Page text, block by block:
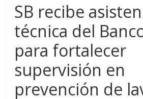
SB recibe
técnica del
para fortalecer
supervisión en
prevención de